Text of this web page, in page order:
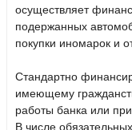
осуществляет
подержанных
покупки иномарок и
Стандартно
имеющему
работы банка или
В числе